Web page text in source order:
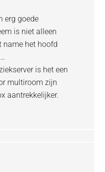
erg goede
is niet alleen
name het hoofd
is het een
multiroom zijn
aantrekkelijker.